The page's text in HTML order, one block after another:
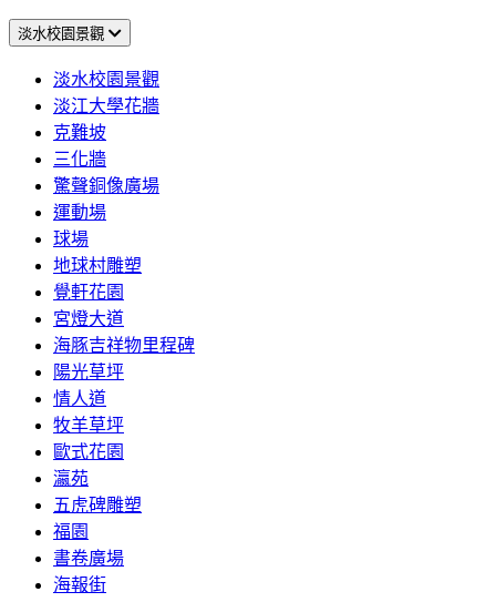
淡水校園景觀
淡水校園景觀
淡江大學花牆
克難坡
三化牆
驚聲銅像廣場
運動場
球場
地球村雕塑
覺軒花園
宮燈大道
海豚吉祥物里程碑
陽光草坪
情人道
牧羊草坪
歐式花園
瀛苑
五虎碑雕塑
福園
書卷廣場
海報街